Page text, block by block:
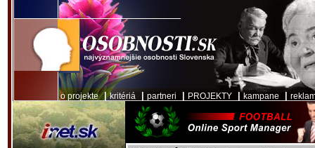
o projekte|kritériá partneri PROJEKTY kampane